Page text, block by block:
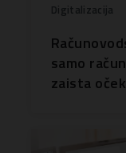
Digitalizacija
samo
zaista